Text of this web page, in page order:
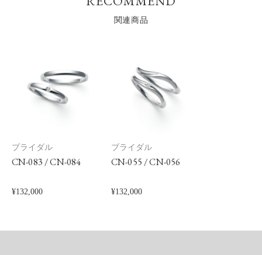
関連商品
ブライダル
CN-083 / CN-084
¥132,000
ブライダル
CN-055 / CN-056
¥132,000